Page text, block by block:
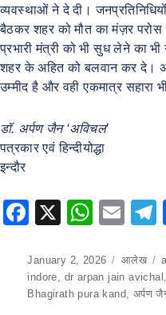
व्यवस्थाओं ने दे दी।
बैठकर शहर को मौत का मंज़र
प्रभारी मंत्री को भी सुध लेने का
शहर के अहित को बलवान कर दे।
उम्मीद है और वही एकमात्र सहारा
डॉ. अर्पण जैन ‘अविचल’
पत्रकार एवं हिन्दीयोद्धा
इन्दौर
F
c
e
X
W
at
s
E
ai
l
Posted
on
January 2, 2026 आलेख
indore
dr arpan jain avichal
Bhagirath pura kand
अर्पण